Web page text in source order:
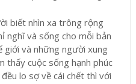
biết nhìn xa trông rộng
nghĩ và sống cho mỗi bản
giới và những người xung
thấy cuộc sống hạnh phúc
lo sợ về cái chết thì với